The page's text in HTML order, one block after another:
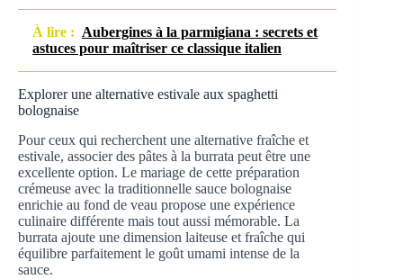
À lire : Aubergines à la parmigiana : secrets et
astuces pour maîtriser ce classique italien
Explorer une alternative estivale aux spaghetti
bolognaise
Pour ceux qui recherchent une alternative fraîche et
estivale, associer des pâtes à la burrata peut être une
excellente option. Le mariage de cette préparation
crémeuse avec la traditionnelle sauce bolognaise
enrichie au fond de veau propose une expérience
culinaire différente mais tout aussi mémorable. La
burrata ajoute une dimension laiteuse et fraîche qui
équilibre parfaitement le goût umami intense de la
sauce.